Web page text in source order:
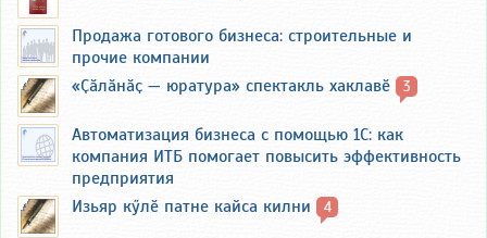
Продажа готового бизнеса: строительные и
прочие компании
«Ҫӑлӑнӑҫ — юратура» спектакль хаклавӗ
3
Автоматизация бизнеса с помощью 1С: как
компания ИТБ помогает повысить эффективность
предприятия
Изьяр кӳлӗ патне кайса килни
4